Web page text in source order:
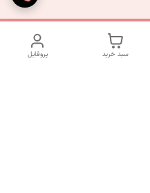
پروفایل سبد خرید